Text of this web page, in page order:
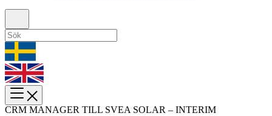
CRM MANAGER TILL SVEA SOLAR – INTERIM